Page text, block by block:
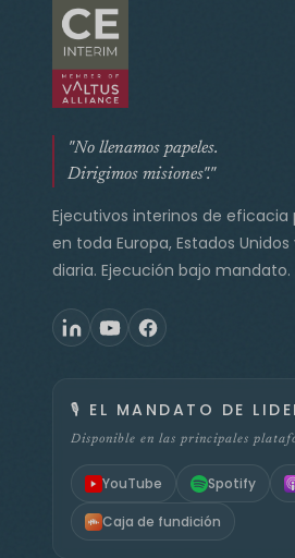
"No llenamos papeles.
Dirigimos misiones"."
Ejecutivos interinos de
en toda Europa, Estados
diaria. Ejecución bajo mandato.
🎙️ EL MANDATO DE
Disponible en las principales
YouTube Spotify
Caja de fundición